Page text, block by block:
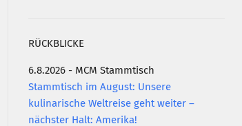
RÜCKBLICKE
6.8.2026 - MCM Stammtisch
Stammtisch im August: Unsere
kulinarische Weltreise geht weiter –
nächster Halt: Amerika!